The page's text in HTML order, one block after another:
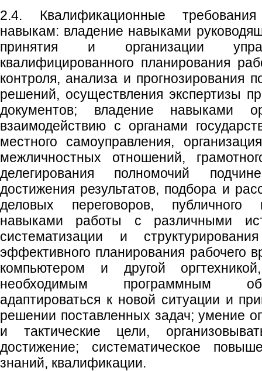
2.4. Квалификационные
навыкам: владение навыками
принятия и организации
квалифицированного планирования
контроля, анализа и прогнозирования
решений, осуществления экспертизы
документов; владение навыками
взаимодействию с органами
местного самоуправления,
межличностных отношений,
делегирования полномочий
достижения результатов, подбора и
деловых переговоров, публичного
навыками работы с различными
систематизации и
эффективного планирования рабочего
компьютером и другой
необходимым программным
адаптироваться к новой ситуации и
решении поставленных задач; умение
и тактические цели,
достижение; систематическое
знаний, квалификации.